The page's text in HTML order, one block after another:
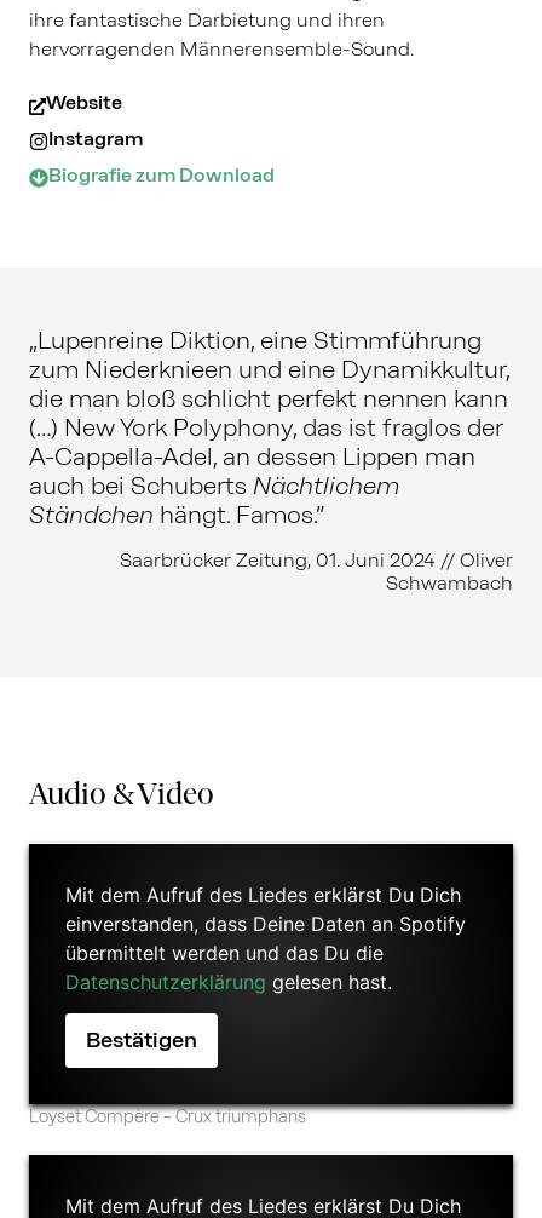
ihre fantastische Darbietung und ihren
hervorragenden Männerensemble-Sound.
Website
Instagram
Biografie zum Download
„Lupenreine Diktion, eine Stimmführung
zum Niederknieen und eine Dynamikkultur,
die man bloß schlicht perfekt nennen kann
(…) New York Polyphony, das ist fraglos der
A-Cappella-Adel, an dessen Lippen man
auch bei Schuberts Nächtlichem
Ständchen hängt. Famos.”
Saarbrücker Zeitung, 01. Juni 2024 // Oliver
Schwambach
Audio & Video
Mit dem Aufruf des Liedes erklärst Du Dich
einverstanden, dass Deine Daten an Spotify
übermittelt werden und das Du die
Datenschutzerklärung gelesen hast.
Loyset Compère – Crux triumphans
Mit dem Aufruf des Liedes erklärst Du Dich